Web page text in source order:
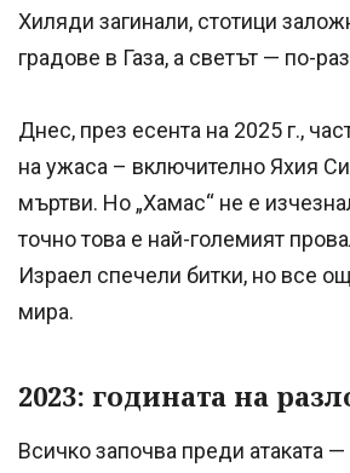
Хиляди загинали, стотици
градове в Газа, а светът — по-
Днес, през есента на 2025 г.,
на ужаса – включително Яхия
мъртви. Но „Хамас“ не е
точно това е най-големият
Израел спечели битки, но все
мира.
2023: годината на
Всичко започва преди атаката